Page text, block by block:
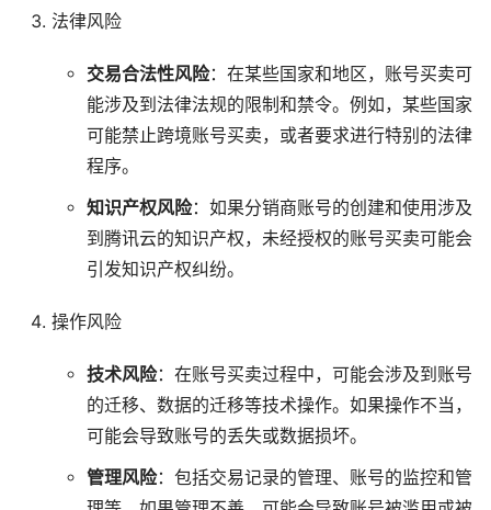
法律风险
交易合法性风险：在某些国家和地区，账号买卖可
能涉及到法律法规的限制和禁令。例如，某些国家
可能禁止跨境账号买卖，或者要求进行特别的法律
程序。
知识产权风险：如果分销商账号的创建和使用涉及
到腾讯云的知识产权，未经授权的账号买卖可能会
引发知识产权纠纷。
操作风险
技术风险：在账号买卖过程中，可能会涉及到账号
的迁移、数据的迁移等技术操作。如果操作不当，
可能会导致账号的丢失或数据损坏。
管理风险：包括交易记录的管理、账号的监控和管